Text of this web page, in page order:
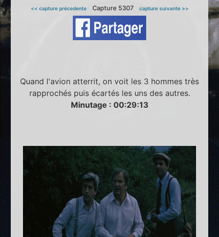
<< capture précedenteCapture 5307 capture suivante >>
Quand l'avion atterrit, on voit les 3 hommes très
rapprochés puis écartés les uns des autres.
Minutage : 00:29:13